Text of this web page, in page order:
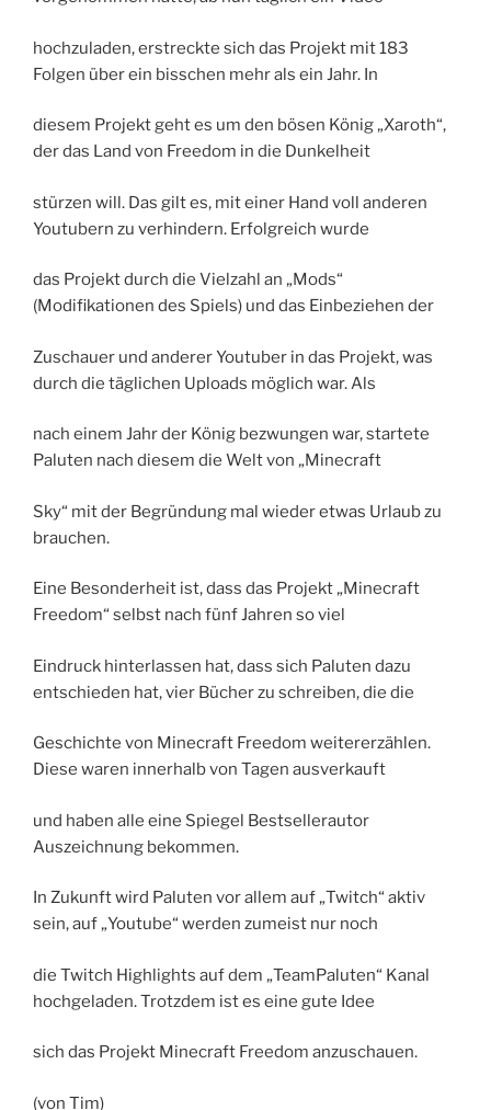
hochzuladen, erstreckte sich das Projekt mit 183
Folgen über ein bisschen mehr als ein Jahr. In
diesem Projekt geht es um den bösen König „Xaroth“,
der das Land von Freedom in die Dunkelheit
stürzen will. Das gilt es, mit einer Hand voll anderen
Youtubern zu verhindern. Erfolgreich wurde
das Projekt durch die Vielzahl an „Mods“
(Modifikationen des Spiels) und das Einbeziehen der
Zuschauer und anderer Youtuber in das Projekt, was
durch die täglichen Uploads möglich war. Als
nach einem Jahr der König bezwungen war, startete
Paluten nach diesem die Welt von „Minecraft
Sky“ mit der Begründung mal wieder etwas Urlaub zu
brauchen.
Eine Besonderheit ist, dass das Projekt „Minecraft
Freedom“ selbst nach fünf Jahren so viel
Eindruck hinterlassen hat, dass sich Paluten dazu
entschieden hat, vier Bücher zu schreiben, die die
Geschichte von Minecraft Freedom weitererzählen.
Diese waren innerhalb von Tagen ausverkauft
und haben alle eine Spiegel Bestsellerautor
Auszeichnung bekommen.
In Zukunft wird Paluten vor allem auf „Twitch“ aktiv
sein, auf „Youtube“ werden zumeist nur noch
die Twitch Highlights auf dem „TeamPaluten“ Kanal
hochgeladen. Trotzdem ist es eine gute Idee
sich das Projekt Minecraft Freedom anzuschauen.
(von Tim)